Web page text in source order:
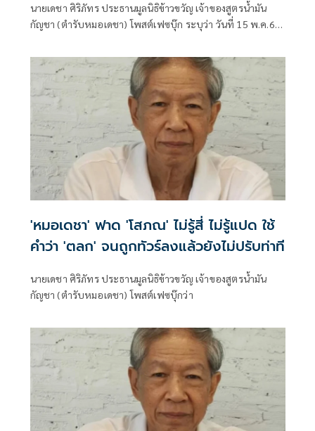
นายเดชา ศิริภัทร ประธานมูลนิธิข้าวขวัญ เจ้าของสูตรน้ำมัน
กัญชา (ตำรับหมอเดชา) โพสต์เฟซบุ๊ก ระบุว่า วันที่ 15​ พ.ค.69
'หมอเดชา' ฟาด 'โสภณ' ไม่รู้​สี่​ ไม่รู้​แปด ใช้
คำว่า 'ตลก' จนถูกทัวร์ลงแล้วยังไม่ปรับท่าที
นายเดชา ศิริภัทร ประธานมูลนิธิข้าวขวัญ เจ้าของสูตรน้ำมัน
กัญชา (ตำรับหมอเดชา) โพสต์เฟซบุ๊กว่า